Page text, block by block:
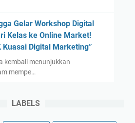
Gelar Workshop Digital
Kelas ke Online Market!
Kuasai Digital Marketing”
kembali menunjukkan
mempe…
LABELS